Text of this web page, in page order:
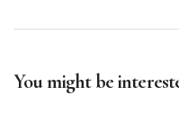
You might be